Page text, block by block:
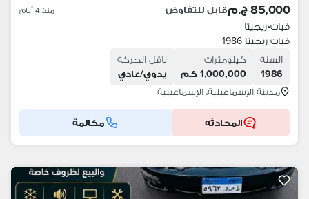
85,000 ج.م قابل للتفاوض منذ 4 أيام
فيات•ريجيتا
فيات ريجيتا 1986
السنة
1986
كيلومترات
1,000,000 كم
ناقل الحركة
يدوي/عادي
مدينة الإسماعيلية، الإسماعيلية
المحادثه مكالمة